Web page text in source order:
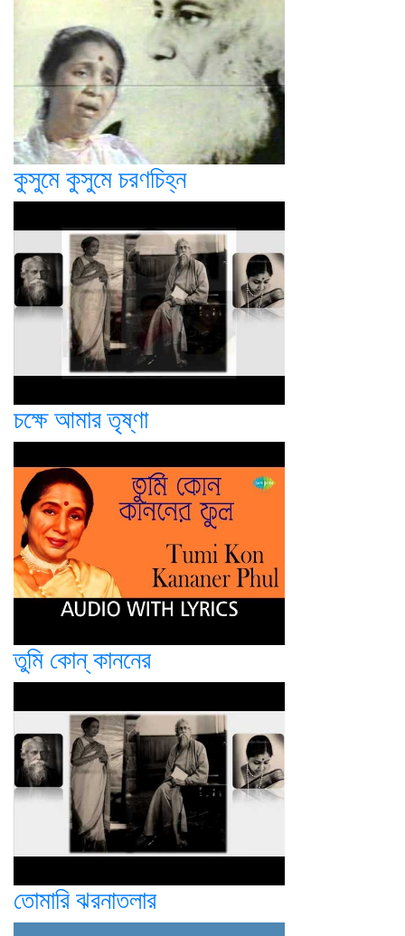
কুসুমে কুসুমে চরণচিহ্ন
চক্ষে আমার তৃষ্ণা
তুমি কোন্ কাননের
তোমারি ঝরনাতলার